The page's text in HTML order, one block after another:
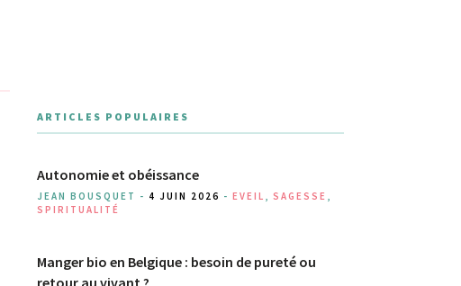
ARTICLES POPULAIRES
Autonomie et obéissance
JEAN BOUSQUET - 4 JUIN 2026 - EVEIL , SAGESSE ,
SPIRITUALITÉ
Manger bio en Belgique : besoin de pureté ou
retour au vivant ?